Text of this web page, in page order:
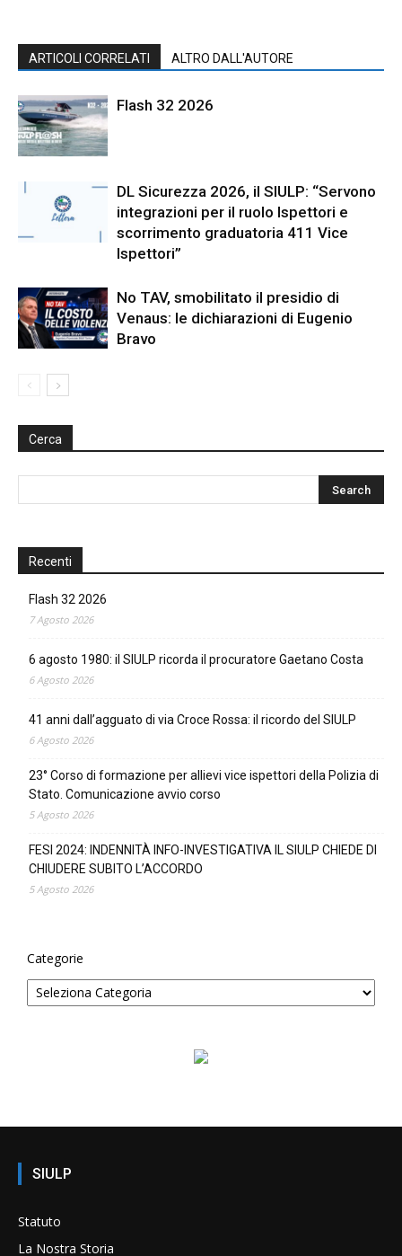
ARTICOLI CORRELATI ALTRO DALL'AUTORE
Flash 32 2026
DL Sicurezza 2026, il SIULP: “Servono
integrazioni per il ruolo Ispettori e
scorrimento graduatoria 411 Vice
Ispettori”
No TAV, smobilitato il presidio di
Venaus: le dichiarazioni di Eugenio
Bravo
Cerca
Recenti
Flash 32 2026
7 Agosto 2026
6 agosto 1980: il SIULP ricorda il procuratore Gaetano Costa
6 Agosto 2026
41 anni dall’agguato di via Croce Rossa: il ricordo del SIULP
6 Agosto 2026
23° Corso di formazione per allievi vice ispettori della Polizia di
Stato. Comunicazione avvio corso
5 Agosto 2026
FESI 2024: INDENNITÀ INFO-INVESTIGATIVA IL SIULP CHIEDE DI
CHIUDERE SUBITO L’ACCORDO
5 Agosto 2026
Categorie
SIULP
Statuto
La Nostra Storia